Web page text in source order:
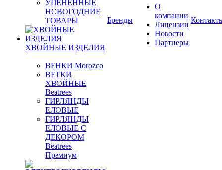
УЦЕНЕННЫЕ
НОВОГОДНИЕ
ТОВАРЫ
ХВОЙНЫЕ ИЗДЕЛИЯ
ВЕНКИ Morozco
ВЕТКИ
ХВОЙНЫЕ
Beatrees
ГИРЛЯНДЫ
ЕЛОВЫЕ
ГИРЛЯНДЫ
ЕЛОВЫЕ С
ДЕКОРОМ
Beatrees
Премиум
Бренды
О
компании
Лицензии
Новости
Партнеры